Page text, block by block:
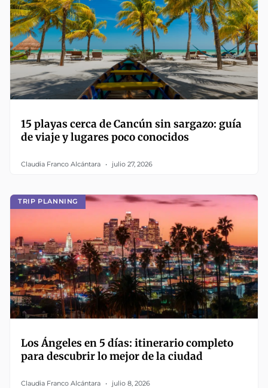
15 playas cerca de Cancún sin sargazo: guía
de viaje y lugares poco conocidos
Claudia Franco Alcántara julio 27, 2026
TRIP PLANNING
Los Ángeles en 5 días: itinerario completo
para descubrir lo mejor de la ciudad
Claudia Franco Alcántara julio 8, 2026